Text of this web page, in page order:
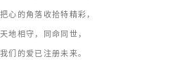
把心的角落收拾特精彩，
天地相守，同命同世，
我们的爱已注册未来。